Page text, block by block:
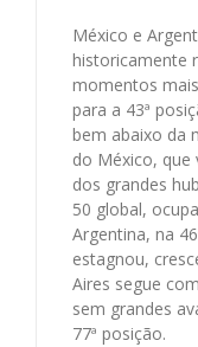
México e
historicamente
momentos
para a 43ª
bem abaixo da
do México, que
dos grandes
50 global,
Argentina, na
estagnou,
Aires segue
sem grandes
77ª posição.